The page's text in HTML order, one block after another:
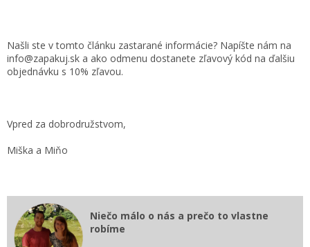
Našli ste v tomto článku zastarané informácie? Napíšte nám na
info@zapakuj.sk a ako odmenu dostanete zľavový kód na ďalšiu
objednávku s 10% zľavou.
Vpred za dobrodružstvom,
Miška a Miňo
Niečo málo o nás a prečo to vlastne
robíme